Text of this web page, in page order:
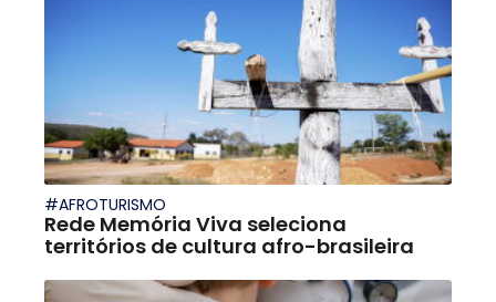
#AFROTURISMO
Rede Memória Viva seleciona
territórios de cultura afro-brasileira